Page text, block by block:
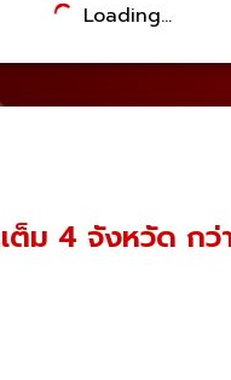
Loading...
ม 4 จังหวัด กว่